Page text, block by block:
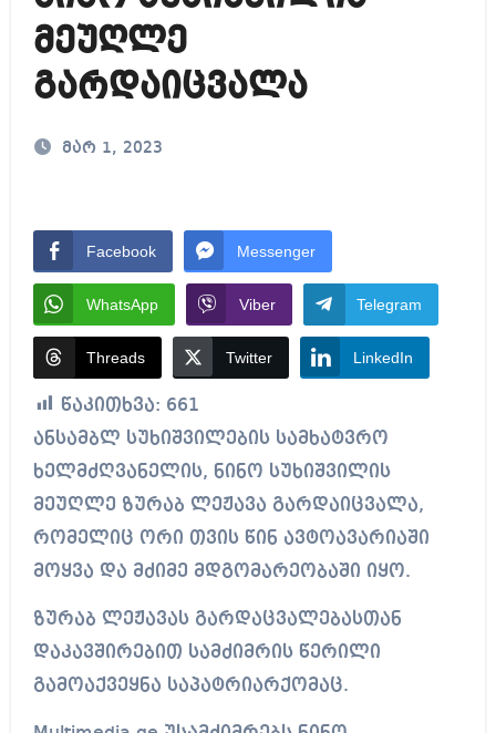
მეუღლე
გარდაიცვალა
მარ 1, 2023
Facebook Messenger
WhatsApp Viber Telegram
Threads Twitter LinkedIn
წაკითხვა: 661
ანსამბლ სუხიშვილების სამხატვრო
ხელმძღვანელის, ნინო სუხიშვილის
მეუღლე ზურაბ ლეჟავა გარდაიცვალა,
რომელიც ორი თვის წინ ავტოავარიაში
მოყვა და მძიმე მდგომარეობაში იყო.
ზურაბ ლეჟავას გარდაცვალებასთან
დაკავშირებით სამძიმრის წერილი
გამოაქვეყნა საპატრიარქომაც.